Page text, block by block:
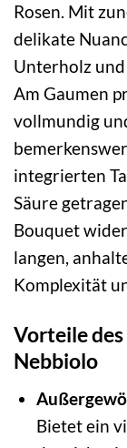
Rosen. Mit
delikate
Unterholz
Am Gaumen
vollmundig
integrierten
Säure
Bouquet
langen,
Komplexität
Vorteile des
Nebbiolo
Bietet ein